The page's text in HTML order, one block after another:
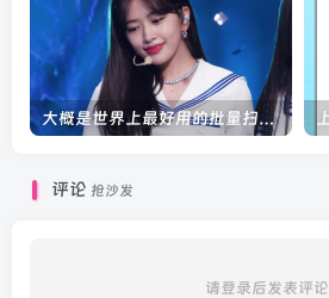
大概是世界上最好用的批量扫米工具
评论 抢沙发
请登录后发表评论